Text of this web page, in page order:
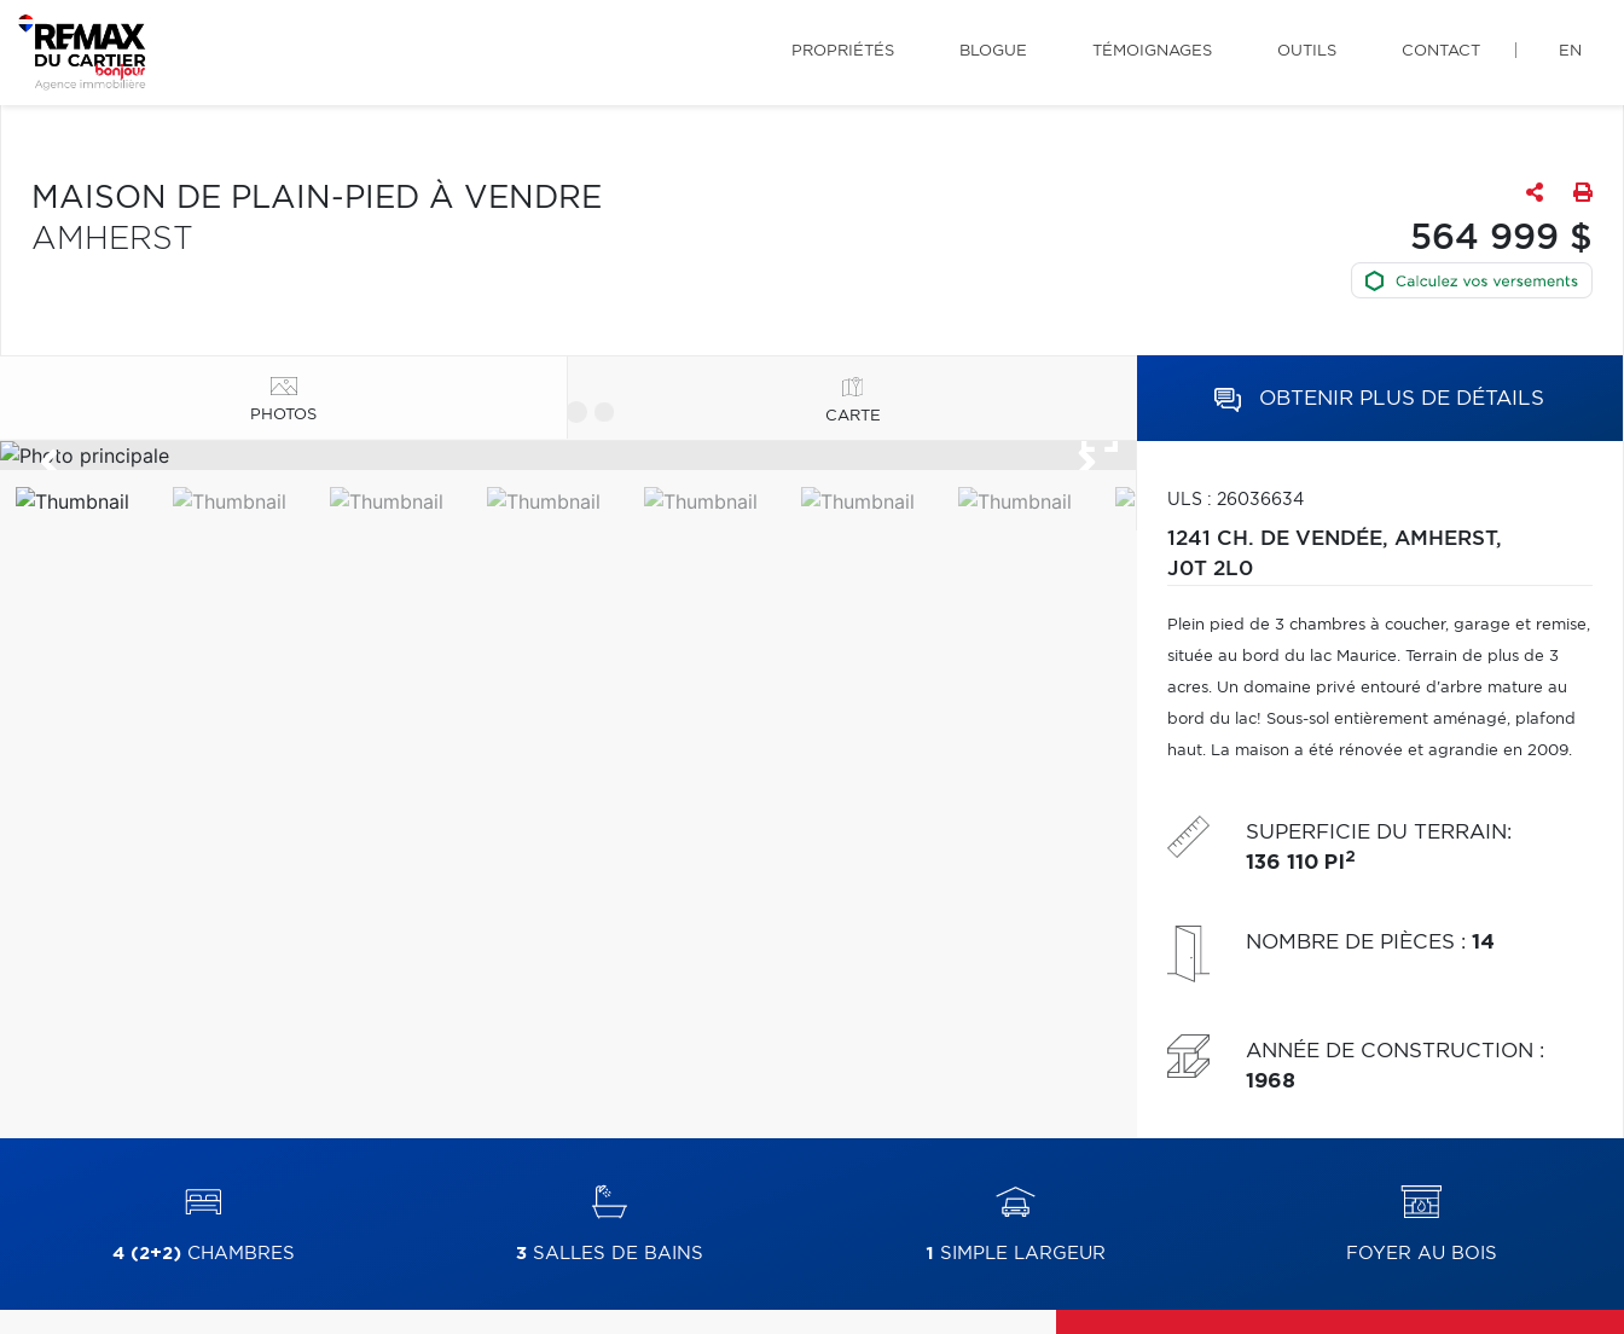
PROPRIÉTÉS BLOGUE TÉMOIGNAGES OUTILS CONTACT EN
MAISON DE PLAIN-PIED À VENDRE
AMHERST
564 999 $
PHOTOS CARTE
OBTENIR PLUS DE DÉTAILS
ULS : 26036634
1241 CH. DE VENDÉE, AMHERST,
J0T 2L0
Plein pied de 3 chambres à coucher, garage et remise,
située au bord du lac Maurice. Terrain de plus de 3
acres. Un domaine privé entouré d'arbre mature au
bord du lac! Sous-sol entièrement aménagé, plafond
haut. La maison a été rénovée et agrandie en 2009.
SUPERFICIE DU TERRAIN:
136 110 PI 2
NOMBRE DE PIÈCES : 14
ANNÉE DE CONSTRUCTION :
1968
4 (2+2)CHAMBRES 3SALLES DE BAINS 1 SIMPLE LARGEUR FOYER AU BOIS